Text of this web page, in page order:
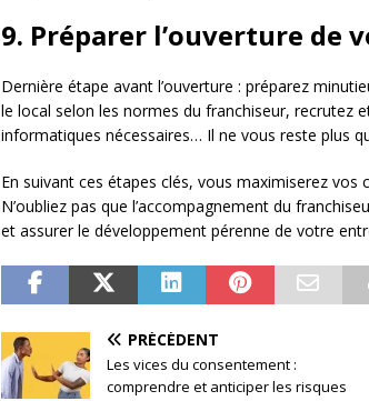
9. Préparer l’ouverture de
Dernière étape avant l’ouverture : préparez
le local selon les normes du franchiseur, recrutez
informatiques nécessaires… Il ne vous reste plus
En suivant ces étapes clés, vous maximiserez vos
N’oubliez pas que l’accompagnement du
et assurer le développement pérenne de votre
PRÉCÉDENT
Les vices du consentement :
comprendre et anticiper les risques